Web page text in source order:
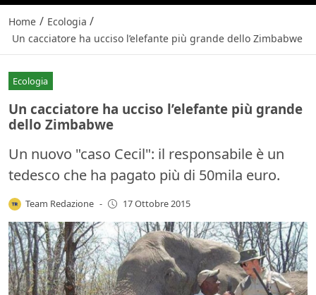
Home / Ecologia /
Un cacciatore ha ucciso l’elefante più grande dello Zimbabwe
Ecologia
Un cacciatore ha ucciso l’elefante più grande
dello Zimbabwe
Un nuovo "caso Cecil": il responsabile è un
tedesco che ha pagato più di 50mila euro.
Team Redazione - 17 Ottobre 2015